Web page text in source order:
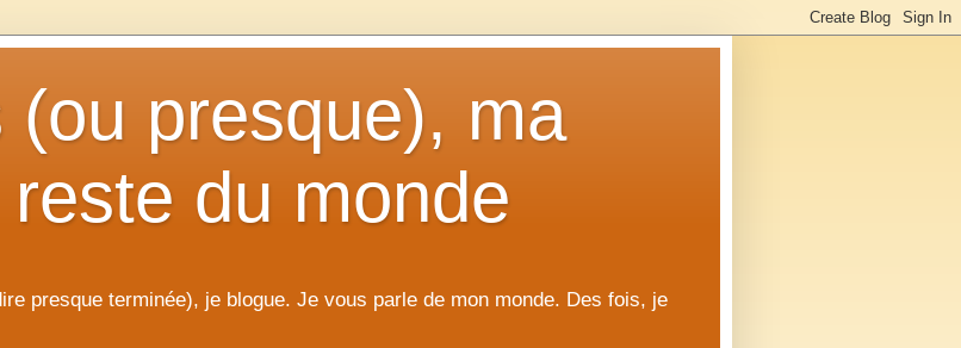
(ou presque), ma
du monde
presque terminée), je blogue. Je vous parle de mon monde. Des fois, je